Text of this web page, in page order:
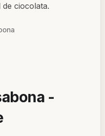
ciocolata.
-